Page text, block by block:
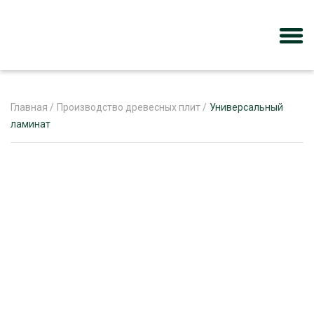
Главная / Производство древесных плит / Универсальный
ламинат